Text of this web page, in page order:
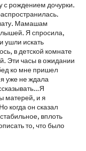
с рождением дочурки.
Мамашам
Я спросила,
ушли искать
в детской комнате
Эти часы в ожидании
ко мне пришел
уже не ждала
матерей, и я
когда он сказал
вплоть
то, что было